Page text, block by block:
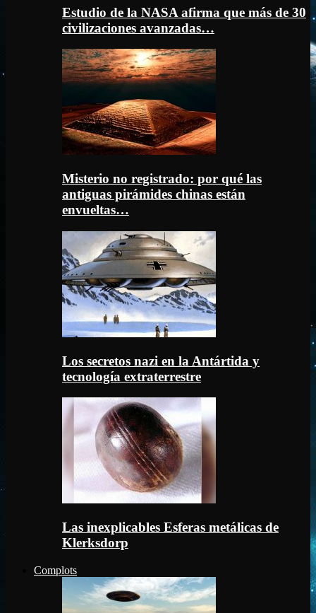
Estudio de la NASA afirma que más de 30
civilizaciones avanzadas…
Misterio no registrado: por qué las
antiguas pirámides chinas están
envueltas…
Los secretos nazi en la Antártida y
tecnología extraterrestre
Las inexplicables Esferas metálicas de
Klerksdorp
Complots